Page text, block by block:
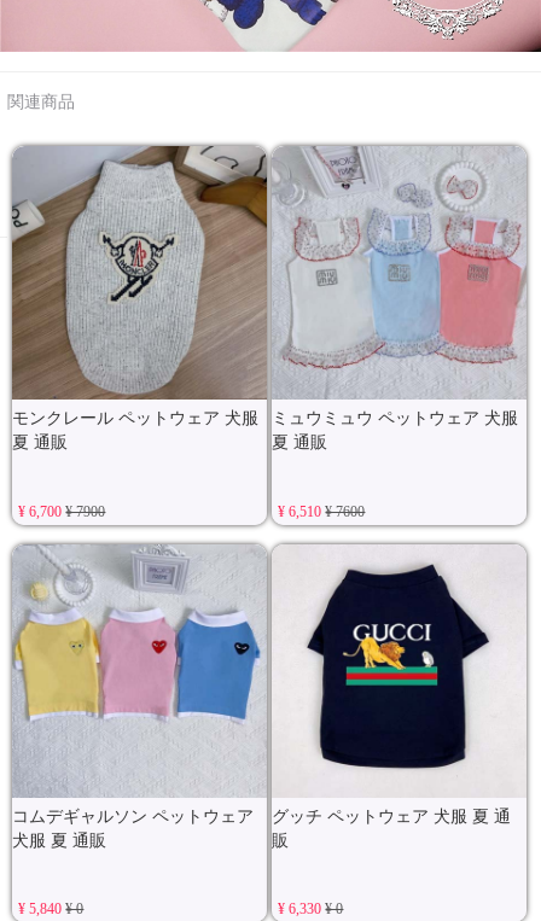
関連商品
モンクレール ペットウェア 犬服
夏 通販
¥ 6,700¥ 7900
ミュウミュウ ペットウェア 犬服
夏 通販
¥ 6,510¥ 7600
コムデギャルソン ペットウェア
犬服 夏 通販
¥ 5,840¥ 0
グッチ ペットウェア 犬服 夏 通
販
¥ 6,330¥ 0